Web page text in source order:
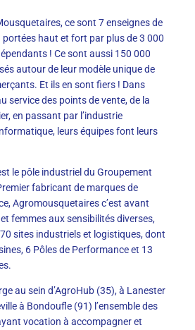
ce sont 7 enseignes de
haut et fort par plus de 3 000
! Ce sont aussi 150 000
autour de leur modèle unique de
Et ils en sont fiers ! Dans
service des points de vente, de la
en passant par l’industrie
leurs équipes font leurs
le pôle industriel du Groupement
fabricant de marques de
Agromousquetaires c’est avant
femmes aux sensibilités diverses,
sites industriels et logistiques, dont
6 Pôles de Performance et 13
au sein d’AgroHub (35), à Lanester
à Bondoufle (91) l’ensemble des
vocation à accompagner et